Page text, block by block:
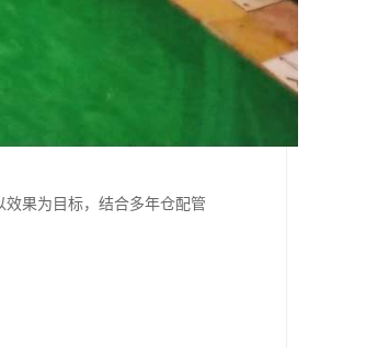
果为目标，结合多年仓配管